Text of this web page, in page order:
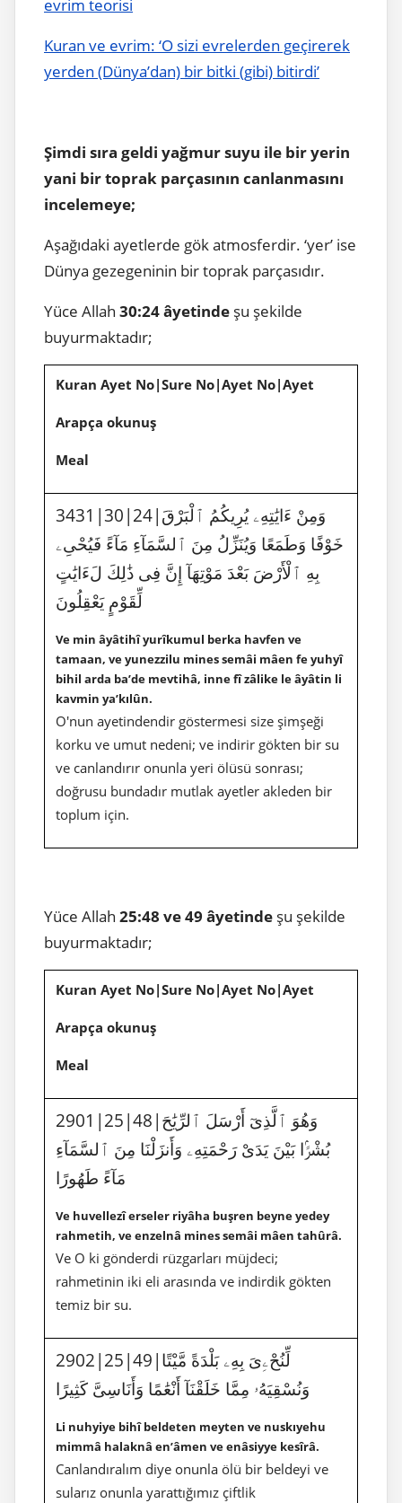
evrim teorisi
Kuran ve evrim: ‘O sizi evrelerden geçirerek
yerden (Dünya’dan) bir bitki (gibi) bitirdi’
Şimdi sıra geldi yağmur suyu ile bir yerin
yani bir toprak parçasının canlanmasını
incelemeye;
Aşağıdaki ayetlerde gök atmosferdir. ‘yer’ ise
Dünya gezegeninin bir toprak parçasıdır.
Yüce Allah 30:24 âyetinde şu şekilde
buyurmaktadır;
Kuran Ayet No|Sure No|Ayet No|Ayet
Arapça okunuş
Meal
3431|30|24|وَمِنْ ءَايَٰتِهِۦ يُرِيكُمُ ٱلْبَرْقَ
خَوْفًا وَطَمَعًا وَيُنَزِّلُ مِنَ ٱلسَّمَآءِ مَآءً فَيُحْىِۦ
بِهِ ٱلْأَرْضَ بَعْدَ مَوْتِهَآ إِنَّ فِى ذَٰلِكَ لَءَايَٰتٍ
لِّقَوْمٍ يَعْقِلُونَ
Ve min âyâtihî yurîkumul berka havfen ve
tamaan, ve yunezzilu mines semâi mâen fe yuhyî
bihil arda ba’de mevtihâ, inne fî zâlike le âyâtin li
kavmin ya’kılûn.
O'nun ayetindendir göstermesi size şimşeği
korku ve umut nedeni; ve indirir gökten bir su
ve canlandırır onunla yeri ölüsü sonrası;
doğrusu bundadır mutlak ayetler akleden bir
toplum için.
Yüce Allah 25:48 ve 49 âyetinde şu şekilde
buyurmaktadır;
Kuran Ayet No|Sure No|Ayet No|Ayet
Arapça okunuş
Meal
2901|25|48|وَهُوَ ٱلَّذِىٓ أَرْسَلَ ٱلرِّيَٰحَ
بُشْرًۢا بَيْنَ يَدَىْ رَحْمَتِهِۦ وَأَنزَلْنَا مِنَ ٱلسَّمَآءِ
مَآءً طَهُورًا
Ve huvellezî erseler riyâha buşren beyne yedey
rahmetih, ve enzelnâ mines semâi mâen tahûrâ.
Ve O ki gönderdi rüzgarları müjdeci;
rahmetinin iki eli arasında ve indirdik gökten
temiz bir su.
2902|25|49|لِّنُحْۦِىَ بِهِۦ بَلْدَةً مَّيْتًا
وَنُسْقِيَهُۥ مِمَّا خَلَقْنَآ أَنْعَٰمًا وَأَنَاسِىَّ كَثِيرًا
Li nuhyiye bihî beldeten meyten ve nuskıyehu
mimmâ halaknâ en’âmen ve enâsiyye kesîrâ.
Canlandıralım diye onunla ölü bir beldeyi ve
sularız onunla yarattığımız çiftlik